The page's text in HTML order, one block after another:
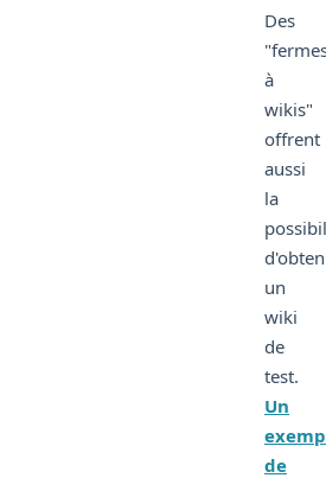
Des
à
wikis"
offrent
aussi
la
un
wiki
de
test.
Un
de